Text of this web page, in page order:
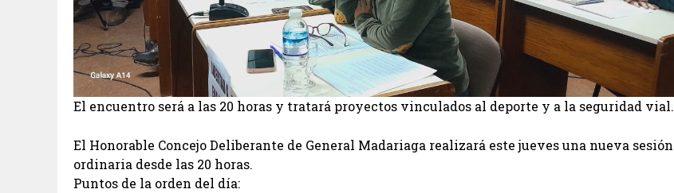
El encuentro será a las 20 horas y tratará proyectos vinculados al deporte y a la seguridad vial.
El Honorable Concejo Deliberante de General Madariaga realizará este jueves una nueva sesión
ordinaria desde las 20 horas.
Puntos de la orden del día: